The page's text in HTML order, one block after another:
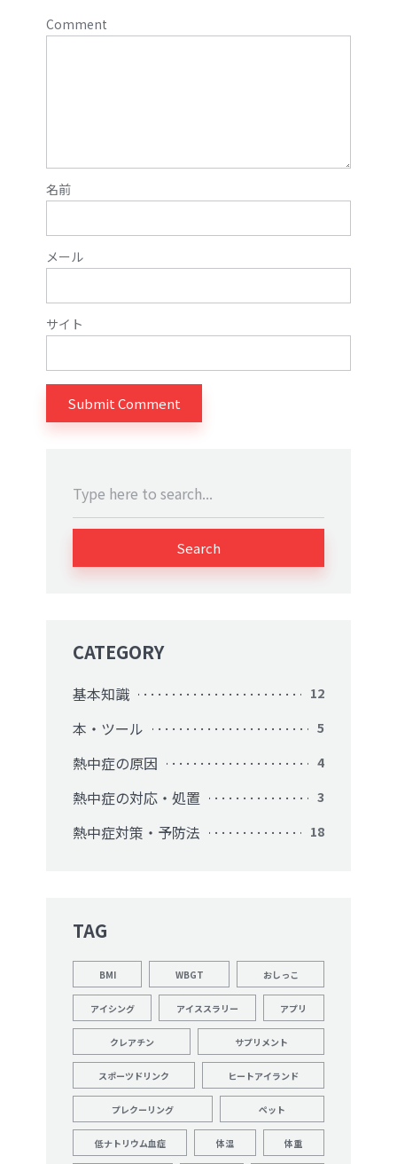
Comment
名前
メール
サイト
Search
CATEGORY
基本知識 12
本・ツール 5
熱中症の原因 4
熱中症の対応・処置 3
熱中症対策・予防法 18
TAG
BMI WBGT おしっこ
アイシング アイススラリー アプリ
クレアチン サプリメント
スポーツドリンク ヒートアイランド
プレクーリング ペット
低ナトリウム血症 体温 体重